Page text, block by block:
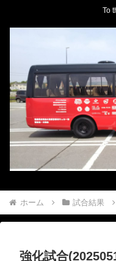
To
ホーム 試合結果
強化試合